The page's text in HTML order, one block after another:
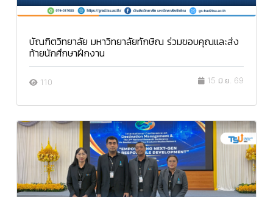
บัณฑิตวิทยาลัย มหาวิทยาลัยทักษิณ ร่วมขอบคุณและส่ง
ท้ายนักศึกษาฝึกงาน
110 15 มิ.ย. 69